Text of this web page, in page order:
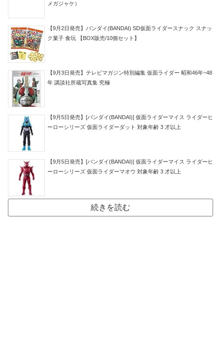
メガジャケ）
【9月2日発売】バンダイ(BANDAI) SD仮面ライダースナック スナッ
ク菓子 食玩 【BOX販売/10個セット】
【9月3日発売】テレビマガジン特別編集 仮面ライダー 昭和46年~48
年 講談社所蔵写真集 究極
【9月5日発売】[バンダイ(BANDAI)] 仮面ライダーマイス ライダーヒ
ーローシリーズ 仮面ライダーダット 対象年齢 3 才以上
【9月5日発売】[バンダイ(BANDAI)] 仮面ライダーマイス ライダーヒ
ーローシリーズ 仮面ライダーマオウ 対象年齢 3 才以上
続きを読む